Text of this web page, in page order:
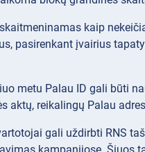
skaitmeninamas kaip
pasirenkant įvairius
metu Palau ID gali būti
aktų, reikalingų Palau
gali uždirbti RNS